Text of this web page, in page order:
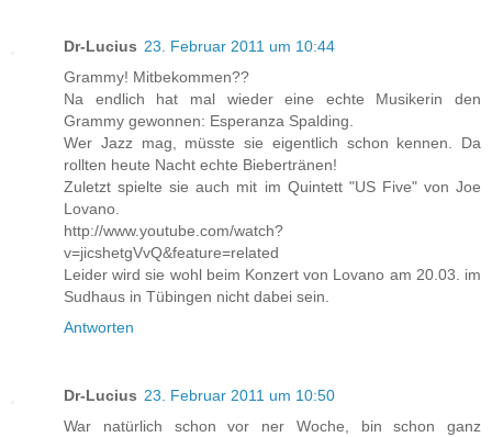
Dr-Lucius 23. Februar 2011 um 10:44
Grammy! Mitbekommen??
Na endlich hat mal wieder eine echte Musikerin den
Grammy gewonnen: Esperanza Spalding.
Wer Jazz mag, müsste sie eigentlich schon kennen. Da
rollten heute Nacht echte Biebertränen!
Zuletzt spielte sie auch mit im Quintett "US Five" von Joe
Lovano.
http://www.youtube.com/watch?
v=jicshetgVvQ&feature=related
Leider wird sie wohl beim Konzert von Lovano am 20.03. im
Sudhaus in Tübingen nicht dabei sein.
Antworten
Dr-Lucius 23. Februar 2011 um 10:50
War natürlich schon vor ner Woche, bin schon ganz